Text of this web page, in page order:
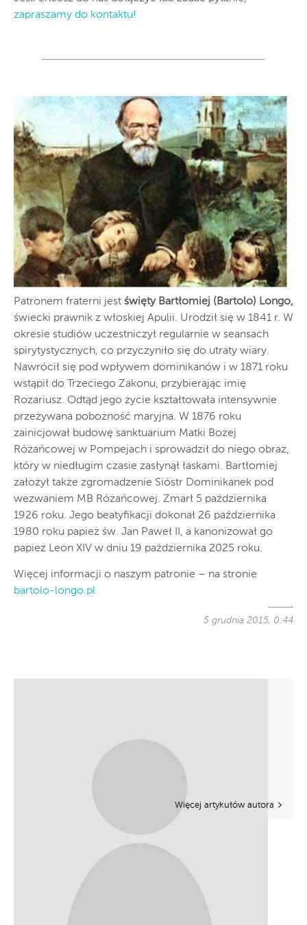
zapraszamy do kontaktu!
Patronem fraterni jest święty Bartłomiej (Bartolo) Longo,
świecki prawnik z włoskiej Apulii. Urodził się w 1841 r. W
okresie studiów uczestniczył regularnie w seansach
spirytystycznych, co przyczyniło się do utraty wiary.
Nawrócił się pod wpływem dominikanów i w 1871 roku
wstąpił do Trzeciego Zakonu, przybierając imię
Rozariusz. Odtąd jego życie kształtowała intensywnie
przeżywana pobożność maryjna. W 1876 roku
zainicjował budowę sanktuarium Matki Bożej
Różańcowej w Pompejach i sprowadził do niego obraz,
który w niedługim czasie zasłynął łaskami. Bartłomiej
założył także zgromadzenie Sióstr Dominikanek pod
wezwaniem MB Różańcowej. Zmarł 5 października
1926 roku. Jego beatyfikacji dokonał 26 października
1980 roku papież św. Jan Paweł II, a kanonizował go
papież Leon XIV w dniu 19 października 2025 roku.
Więcej informacji o naszym patronie – na stronie
bartolo-longo.pl
5 grudnia 2015, 0:44
Więcej artykułów autora